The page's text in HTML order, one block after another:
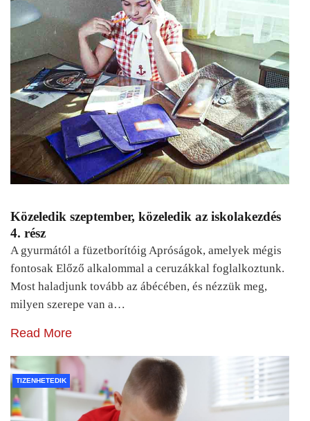
Közeledik szeptember, közeledik az iskolakezdés
4. rész
A gyurmától a füzetborítóig Apróságok, amelyek mégis
fontosak Előző alkalommal a ceruzákkal foglalkoztunk.
Most haladjunk tovább az ábécében, és nézzük meg,
milyen szerepe van a…
Read More
TIZENHETEDIK